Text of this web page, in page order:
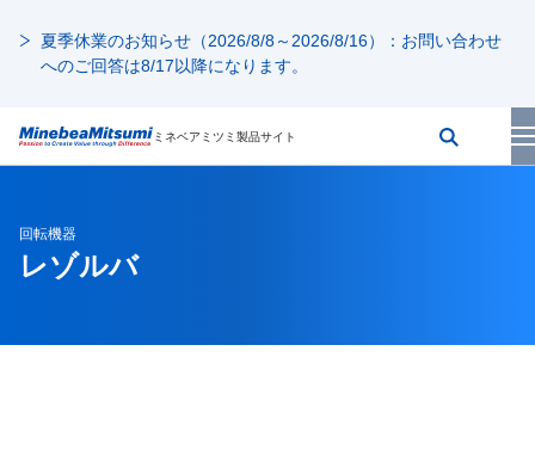
夏季休業のお知らせ（2026/8/8～2026/8/16）：お問い合わせ
へのご回答は8/17以降になります。
ミネベアミツミ製品サイト
回転機器
レゾルバ